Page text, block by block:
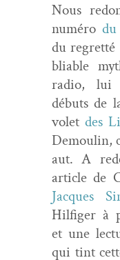
Nous
numéro
du
bli­able
radio, lui
débuts de
voletdes
Demoulin,
aut. A
arti­cle de
Jacques
Hil­figer à
et une
qui tint